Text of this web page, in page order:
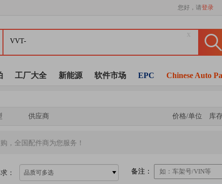
您好，请登录
工厂大全 新能源 软件市场 EPC Chinese Auto
供应商 价格/单位 库
，全国配件商为您服务！
： 品质可多选 备注：